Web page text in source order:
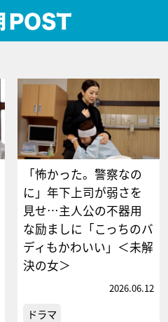
「怖かった。警察なの
に」年下上司が弱さを
見せ…主人公の不器用
な励ましに「こっちのバ
ディもかわいい」＜未解
決の女＞
2026.06.12
ドラマ